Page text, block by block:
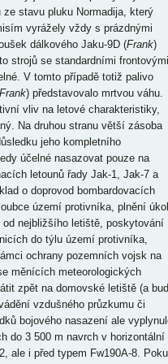
stavu pluku Normadija, který
vyrážely vždy s prázdnými
dálkového Jaku-9D (Frank)
strojů se standardními frontovými
V tomto případě totiž palivo
) představovalo mrtvou váhu.
vliv na letové charakteristiky,
Na druhou stranu větší zásoba
jeho kompletního
účelné nasazovat pouze na
letounů řady Jak-1, Jak-7 a
o doprovod bombardovacích
území protivníka, plnění
nejbližšího letiště, poskytování
do týlu území protivníka,
ochrany pozemních vojsk na
měnících meteorologických
zpět na domovské letiště (a
vzdušného průzkumu či
bojového nasazení ale
do 3 500 m navrch v horizontální
ale i před typem Fw190A-8.